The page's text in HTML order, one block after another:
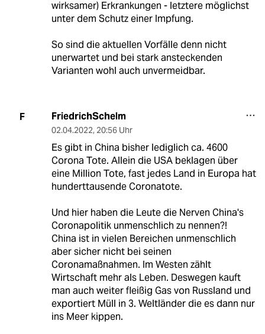
wirksamer) Erkrankungen - letztere möglichst
unter dem Schutz einer Impfung.
So sind die aktuellen Vorfälle denn nicht
unerwartet und bei stark ansteckenden
Varianten wohl auch unvermeidbar.
F FriedrichSchelm
02.04.2022, 20:56 Uhr
Es gibt in China bisher lediglich ca. 4600
Corona Tote. Allein die USA beklagen über
eine Million Tote, fast jedes Land in Europa hat
hunderttausende Coronatote.
Und hier haben die Leute die Nerven China's
Coronapolitik unmenschlich zu nennen?!
China ist in vielen Bereichen unmenschlich
aber sicher nicht bei seinen
Coronamaßnahmen. Im Westen zählt
Wirtschaft mehr als Leben. Deswegen kauft
man auch weiter fleißig Gas von Russland und
exportiert Müll in 3. Weltländer die es dann nur
ins Meer kippen.